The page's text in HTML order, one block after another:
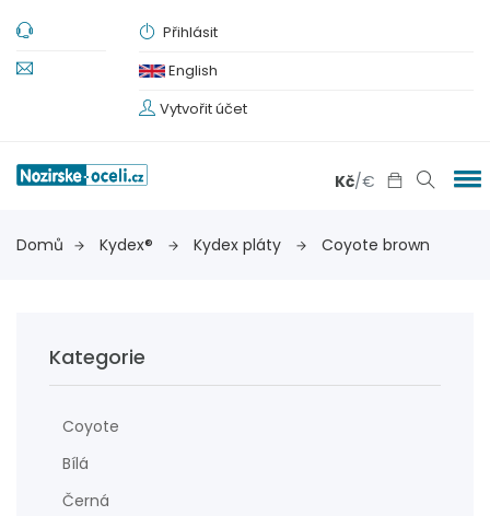
Přihlásit
English
Vytvořit účet
Kč/€
Domů Kydex® Kydex pláty Coyote brown
Kategorie
Coyote
Bílá
Černá